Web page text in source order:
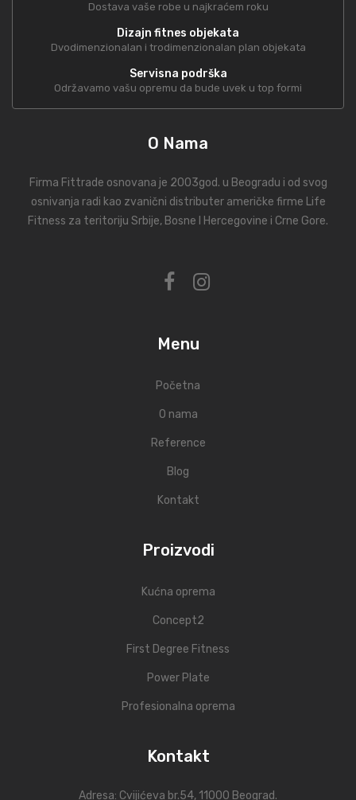
Dostava vaše robe u najkraćem roku
Dizajn fitnes objekata
Dvodimenzionalan i trodimenzionalan plan objekata
Servisna podrška
Održavamo vašu opremu da bude uvek u top formi
O Nama
Firma Fittrade osnovana je 2003god. u Beogradu i od svog
osnivanja radi kao zvanični distributer američke firme Life
Fitness za teritoriju Srbije, Bosne I Hercegovine i Crne Gore.
Menu
Početna
O nama
Reference
Blog
Kontakt
Proizvodi
Kućna oprema
Concept2
First Degree Fitness
Power Plate
Profesionalna oprema
Kontakt
Adresa: Cvijićeva br.54, 11000 Beograd.